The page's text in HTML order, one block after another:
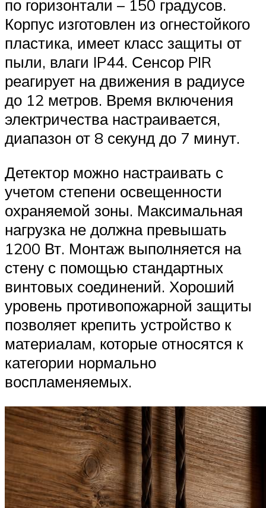
по горизонтали – 150 градусов.
Корпус изготовлен из огнестойкого
пластика, имеет класс защиты от
пыли, влаги IP44. Сенсор PIR
реагирует на движения в радиусе
до 12 метров. Время включения
электричества настраивается,
диапазон от 8 секунд до 7 минут.
Детектор можно настраивать с
учетом степени освещенности
охраняемой зоны. Максимальная
нагрузка не должна превышать
1200 Вт. Монтаж выполняется на
стену с помощью стандартных
винтовых соединений. Хороший
уровень противопожарной защиты
позволяет крепить устройство к
материалам, которые относятся к
категории нормально
воспламеняемых.